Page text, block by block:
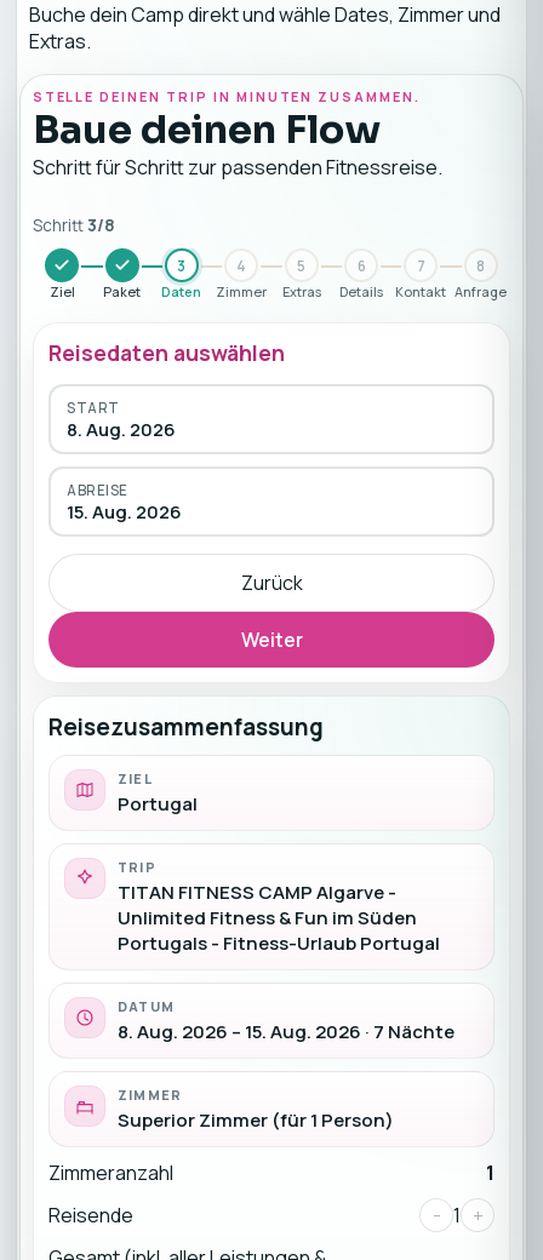
Buche dein Camp direkt und wähle Dates, Zimmer und
Extras.
STELLE DEINEN TRIP IN MINUTEN ZUSAMMEN.
Baue deinen Flow
Schritt für Schritt zur passenden Fitnessreise.
Schritt3/8
Ziel Paket
3
Daten
4
Zimmer
5
Extras
6
Details
7
Kontakt
8
Anfrage
Reisedaten auswählen
START
8. Aug. 2026
ABREISE
15. Aug. 2026
Zurück
Weiter
Reisezusammenfassung
ZIEL
Portugal
TRIP
TITAN FITNESS CAMP Algarve -
Unlimited Fitness & Fun im Süden
Portugals - Fitness-Urlaub Portugal
DATUM
8. Aug. 2026 – 15. Aug. 2026 · 7 Nächte
ZIMMER
Superior Zimmer (für 1 Person)
Zimmeranzahl
1
Reisende
- 1 +